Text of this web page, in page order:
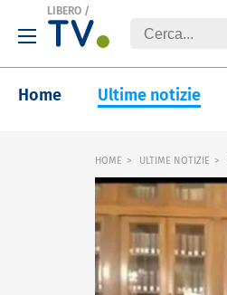
LIBERO /
Home Ultime notizie
HOME ULTIME NOTIZIE